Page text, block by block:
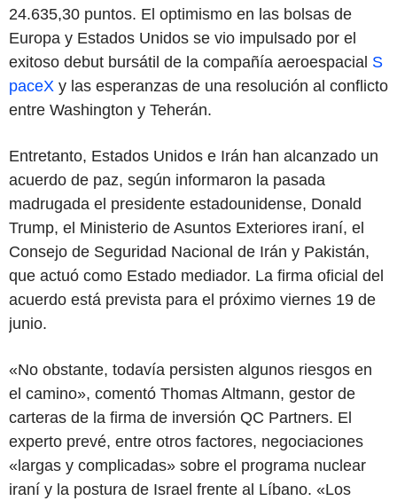
24.635,30 puntos. El optimismo en las bolsas de
Europa y Estados Unidos se vio impulsado por el
exitoso debut bursátil de la compañía aeroespacial S
paceX y las esperanzas de una resolución al conflicto
entre Washington y Teherán.
Entretanto, Estados Unidos e Irán han alcanzado un
acuerdo de paz, según informaron la pasada
madrugada el presidente estadounidense, Donald
Trump, el Ministerio de Asuntos Exteriores iraní, el
Consejo de Seguridad Nacional de Irán y Pakistán,
que actuó como Estado mediador. La firma oficial del
acuerdo está prevista para el próximo viernes 19 de
junio.
«No obstante, todavía persisten algunos riesgos en
el camino», comentó Thomas Altmann, gestor de
carteras de la firma de inversión QC Partners. El
experto prevé, entre otros factores, negociaciones
«largas y complicadas» sobre el programa nuclear
iraní y la postura de Israel frente al Líbano. «Los